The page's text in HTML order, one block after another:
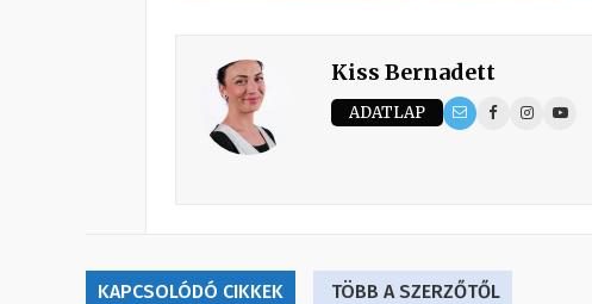
Kiss Bernadett
ADATLAP
KAPCSOLÓDÓ CIKKEK TÖBB A SZERZŐTŐL